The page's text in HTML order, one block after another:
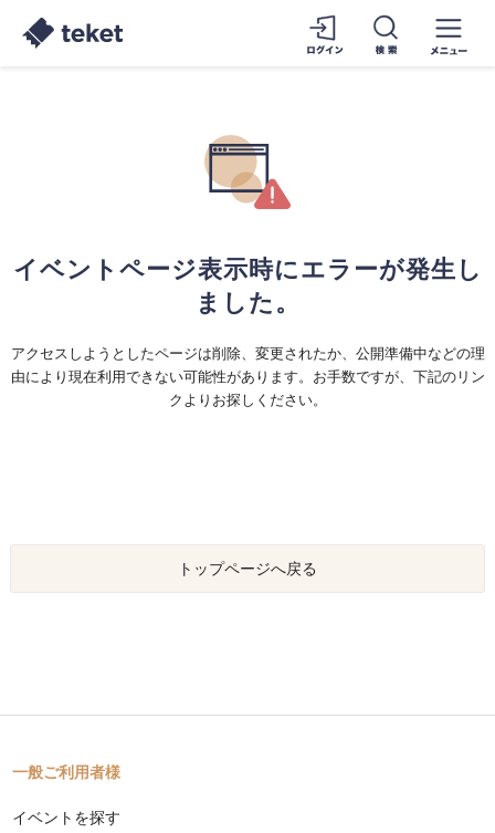
イベントページ表示時にエラーが発生し
ました。
アクセスしようとしたページは削除、変更されたか、公開準備中などの理
由により現在利用できない可能性があります。お手数ですが、下記のリン
クよりお探しください。
トップページへ戻る
一般ご利用者様
イベントを探す